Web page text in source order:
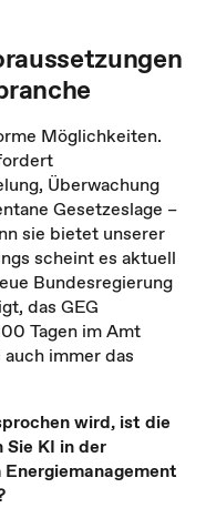
Möglichkeiten.
Überwachung
Gesetzeslage –
sie bietet unserer
scheint es aktuell
Bundesregierung
das GEG
Tagen im Amt
immer das
wird, ist die
KI in der